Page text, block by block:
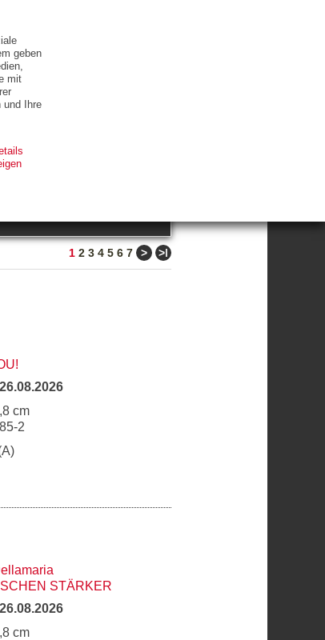
THEMA
1 2 3 4 5 6 7 > >ǀ
26.08.2026
cm
2
STÄRKER
26.08.2026
cm
geben
mit
und Ihre
Typ